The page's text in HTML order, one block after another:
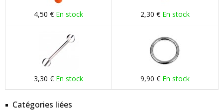
4,50 € En stock 2,30 € En stock
3,30 € En stock 9,90 € En stock
Catégories liées